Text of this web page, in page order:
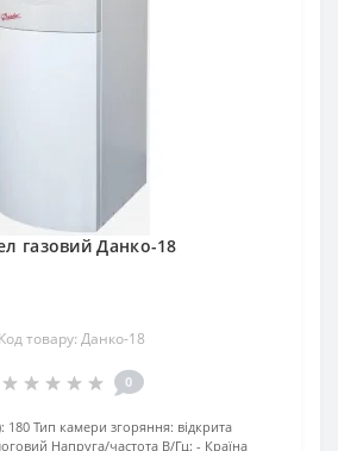
газовий Данко-18
Код товару: Данко-18
0
180 Тип камери згоряння: відкрита
Напруга/частота В/Гц: - Країна